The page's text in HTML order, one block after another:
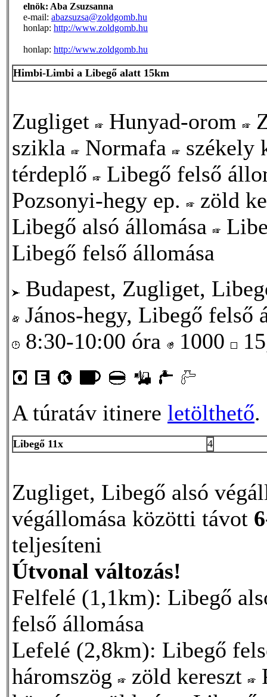
elnök: Aba Zsuzsanna
e-mail: abazsuzsa@zoldgomb.hu
honlap: http://www.zoldgomb.hu
honlap: http://www.zoldgomb.hu
Himbi-Limbi a Libegő alatt 15km
Zugliget Hunyad-orom
szikla
Normafa
székely
térdeplő
Libegő felső
Pozsonyi-hegy ep.
zöld
Libegő alsó állomása
Libegő felső állomása
Budapest, Zugliget,
János-hegy, Libegő felső
8:30-10:00 óra
1000
A túratáv itinere letölthető.
Libegő 11x 4
Zugliget, Libegő alsó
végállomása közötti távot
teljesíteni
Útvonal változás!
Felfelé (1,1km): Libegő
felső állomása
Lefelé (2,8km): Libegő
háromszög
zöld kereszt